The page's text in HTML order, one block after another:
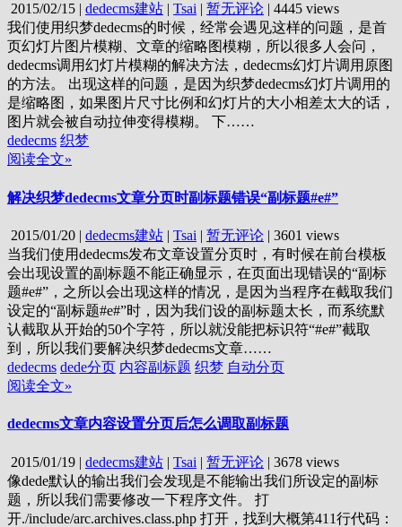
2015/02/15 | dedecms建站 | Tsai | 暂无评论 | 4445 views
我们使用织梦dedecms的时候，经常会遇见这样的问题，是首
页幻灯片图片模糊、文章的缩略图模糊，所以很多人会问，
dedecms调用幻灯片模糊的解决方法，dedecms幻灯片调用原图
的方法。 出现这样的问题，是因为织梦dedecms幻灯片调用的
是缩略图，如果图片尺寸比例和幻灯片的大小相差太大的话，
图片就会被自动拉伸变得模糊。 下……
dedecms 织梦
阅读全文»
解决织梦dedecms文章分页时副标题错误“副标题#e#”
2015/01/20 | dedecms建站 | Tsai | 暂无评论 | 3601 views
当我们使用dedecms发布文章设置分页时，有时候在前台模板
会出现设置的副标题不能正确显示，在页面出现错误的“副标
题#e#”，之所以会出现这样的情况，是因为当程序在截取我们
设定的“副标题#e#”时，因为我们设的副标题太长，而系统默
认截取从开始的50个字符，所以就没能把标识符“#e#”截取
到，所以我们要解决织梦dedecms文章……
dedecms dede分页 内容副标题 织梦 自动分页
阅读全文»
dedecms文章内容设置分页后怎么调取副标题
2015/01/19 | dedecms建站 | Tsai | 暂无评论 | 3678 views
像dede默认的输出我们会发现是不能输出我们所设定的副标
题，所以我们需要修改一下程序文件。 打
开./include/arc.archives.class.php 打开，找到大概第411行代码：